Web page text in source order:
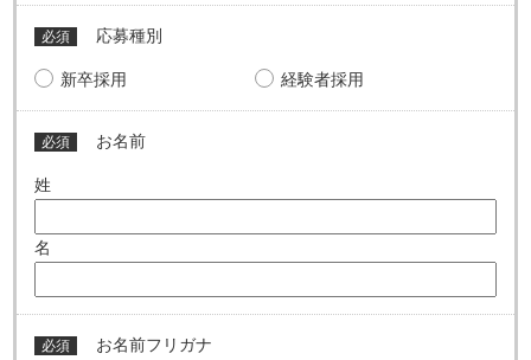
必須 応募種別
新卒採用 経験者採用
必須 お名前
姓
名
必須 お名前フリガナ